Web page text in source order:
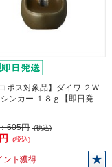
ポス対象品】ダイワ ２Ｗ
ンカー １８ｇ【即日発
605円 (税込)
(税込)
ント獲得